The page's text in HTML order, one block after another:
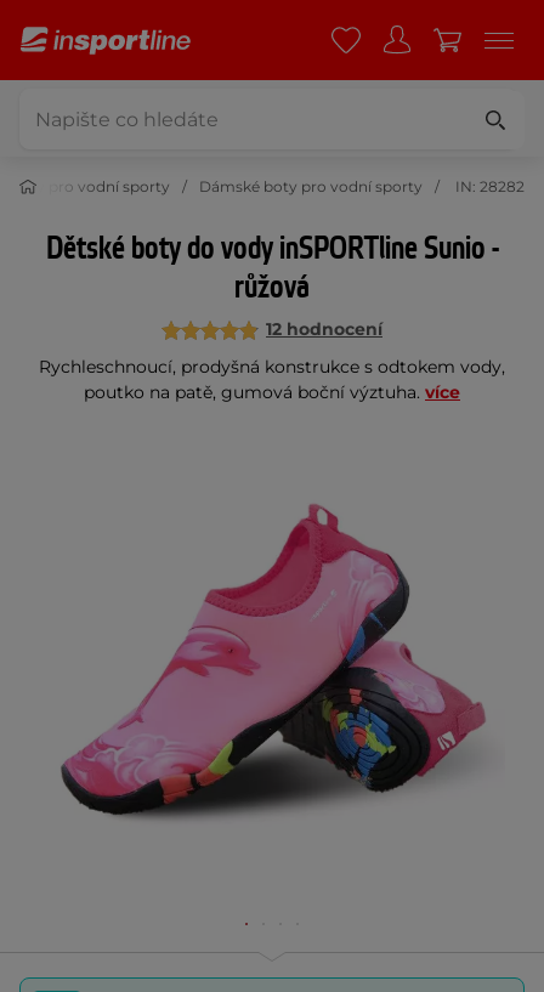
Boty pro vodní sporty Dámské boty pro vodní sporty IN: 28282
Dětské boty do vody inSPORTline Sunio -
růžová
12 hodnocení
Rychleschnoucí, prodyšná konstrukce s odtokem vody,
poutko na patě, gumová boční výztuha. více